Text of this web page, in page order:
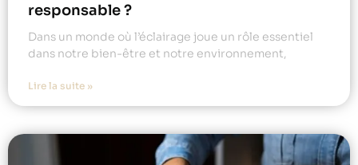
responsable ?
Dans un monde où l’éclairage joue un rôle essentiel
dans notre bien-être et notre environnement,
Lire la suite »